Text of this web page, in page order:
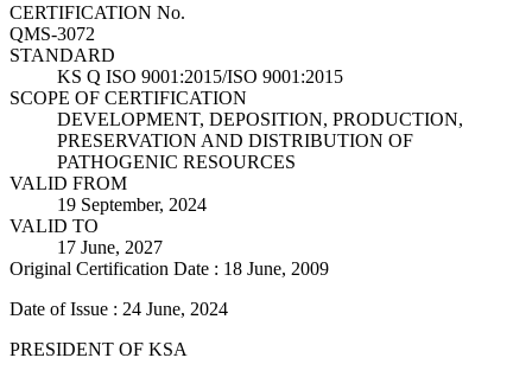
CERTIFICATION No.
QMS-3072
STANDARD
KS Q ISO 9001:2015/ISO 9001:2015
SCOPE OF CERTIFICATION
DEVELOPMENT, DEPOSITION, PRODUCTION,
PRESERVATION AND DISTRIBUTION OF
PATHOGENIC RESOURCES
VALID FROM
19 September, 2024
VALID TO
17 June, 2027
Original Certification Date : 18 June, 2009
Date of Issue : 24 June, 2024
PRESIDENT OF KSA